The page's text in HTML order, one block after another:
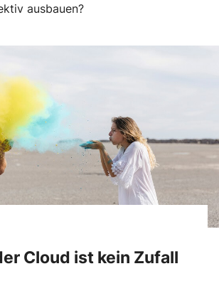
ausbauen?
Cloud ist kein Zufall